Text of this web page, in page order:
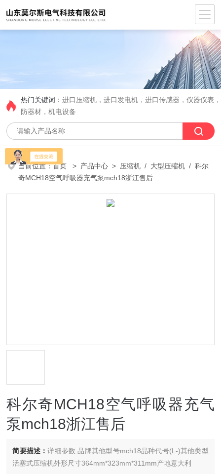
热门关键词：进口压缩机，进口发电机，进口传感器，仪器仪表
防器材，机电设备
当前位置：首页 > 产品中心 > 压缩机 / 大型压缩机 / 科尔
奇MCH18空气呼吸器充气泵mch18浙江售后
科尔奇MCH18空气呼吸器充气
泵mch18浙江售后
简要描述：详细参数 品牌其他型号mch18品种代号(L-)其他类型
活塞式压缩机外形尺寸364mm*323mm*311mm产地意大利